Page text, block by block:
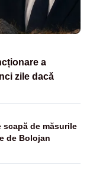
a
zile dacă
scapă de măsurile
de Bolojan